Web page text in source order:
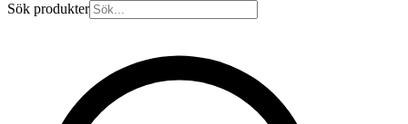
Sök produkter